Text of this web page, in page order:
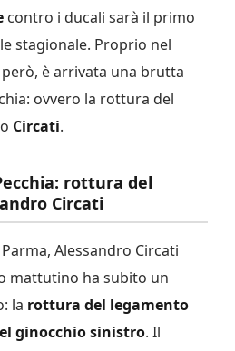
contro i ducali sarà il primo
stagionale. Proprio nel
è arrivata una brutta
ovvero la rottura del
Circati.
rottura del
Circati
Alessandro Circati
mattutino ha subito un
la rottura del legamento
ginocchio sinistro. Il